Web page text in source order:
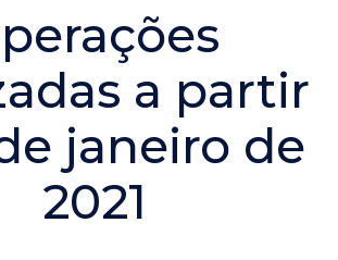
a partir
janeiro de
2021